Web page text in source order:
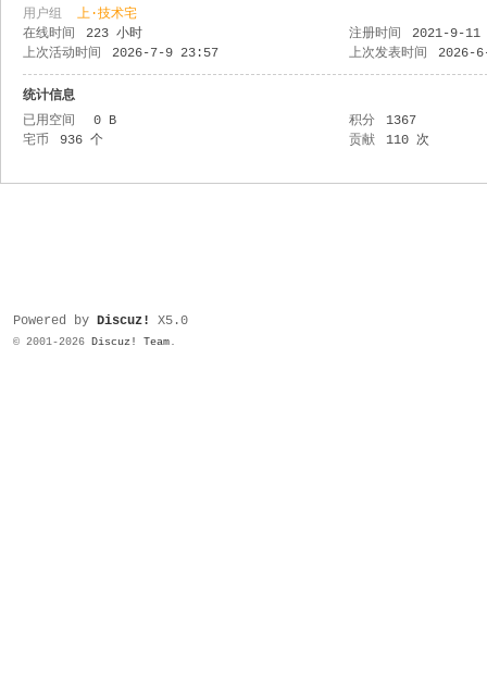
用户组 上·技术宅
在线时间
223 小时 注册时间
2021-9-11
上次活动时间
2026-7-9 23:57 上次发表时间 2026-
统计信息
已用空间
0 B 积分
1367
宅币
936 个 贡献 110 次
Powered by Discuz! X5.0
© 2001-2026 Discuz! Team.